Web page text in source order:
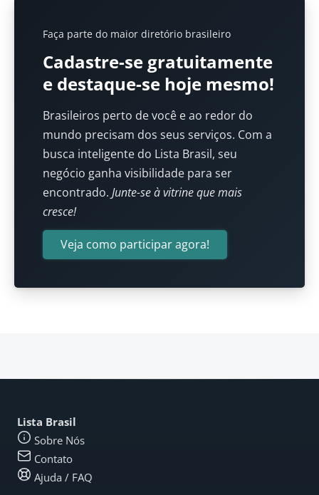
Faça parte do maior diretório brasileiro
Cadastre-se gratuitamente
e destaque-se hoje mesmo!
Brasileiros perto de você e ao redor do
mundo precisam dos seus serviços. Com a
busca inteligente do Lista Brasil, seu
negócio ganha visibilidade para ser
encontrado. Junte-se à vitrine que mais
cresce!
Veja como participar agora!
Lista Brasil
Sobre Nós
Contato
Ajuda / FAQ